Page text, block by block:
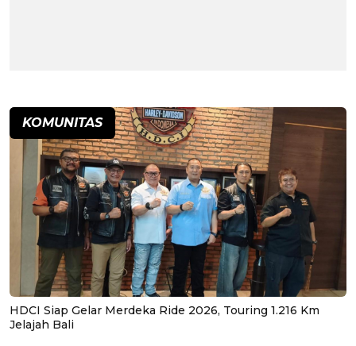
KOMUNITAS
HDCI Siap Gelar Merdeka Ride 2026, Touring 1.216 Km
Jelajah Bali